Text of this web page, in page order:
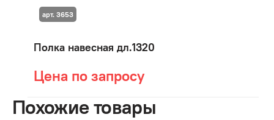
Полка навесная дл.1320
Цена по запросу
арт. 3653
Похожие товары